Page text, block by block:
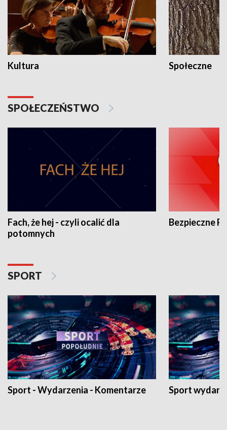
Kultura Społeczne
SPOŁECZEŃSTWO
Fach, że hej - czyli ocalić dla
potomnych
Bezpieczne
SPORT
Sport - Wydarzenia - Komentarze Sport